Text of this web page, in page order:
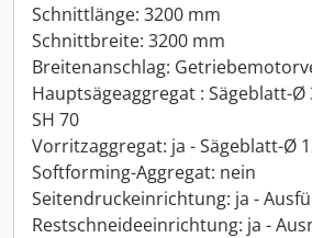
Schnittlänge: 3200 mm
Schnittbreite: 3200 mm
Breitenanschlag:
Hauptsägeaggregat : Sägeblatt-Ø
SH 70
Vorritzaggregat: ja - Sägeblatt-Ø
Softforming-Aggregat: nein
Seitendruckeinrichtung: ja -
Restschneideeinrichtung: ja -